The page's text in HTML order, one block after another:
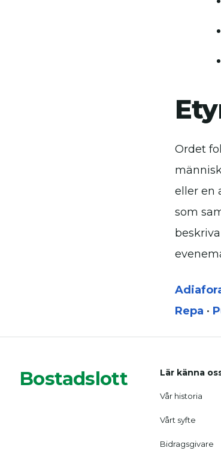
Ordet
eller en
som
Repa •
Bostadslott Lär känna
Vår historia
Vårt syfte
Bidragsgivare